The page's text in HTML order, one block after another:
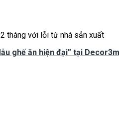
tháng với lỗi từ nhà sản xuất
ghế ăn hiện đại” tại